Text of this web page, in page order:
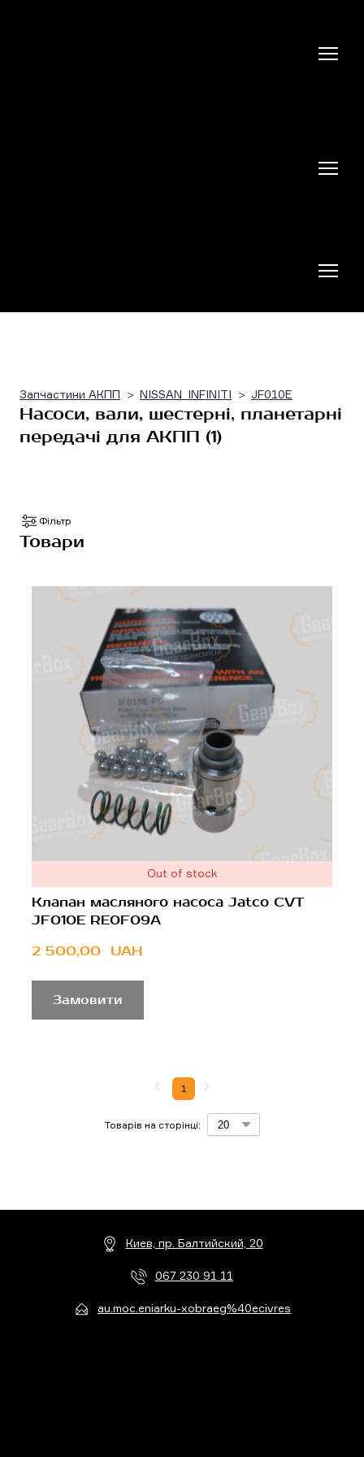
Запчастини АКПП NISSAN_INFINITI JF010E
Насоси, вали, шестерні, планетарні
передачі для АКПП (1)
Фільтр
Товари
Out of stock
Клапан масляного насоса Jatco CVT
JF010E RE0F09A
2 500,00  UAH
Замовити
Товарів на сторінці:
1
Киев, пр. Балтийский, 20
067 230 91 11
au.moc.eniarku-xobraeg%40ecivres